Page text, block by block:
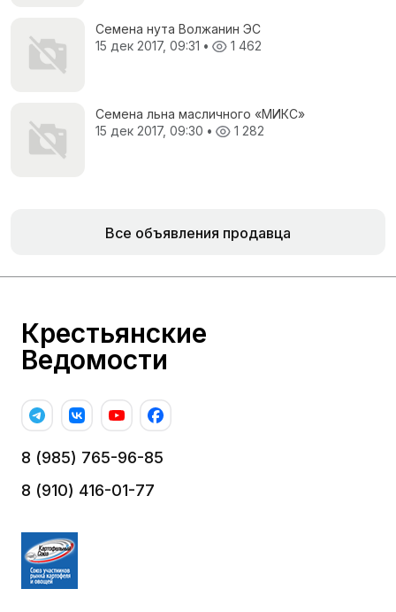
Семена нута Волжанин ЭС
15 дек 2017, 09:31 • 1 462
Семена льна масличного «МИКС»
15 дек 2017, 09:30 • 1 282
Все объявления продавца
Крестьянские
Ведомости
8 (985) 765-96-85
8 (910) 416-01-77